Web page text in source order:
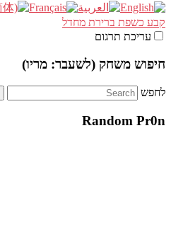
קבע כשפת ברירת מחדל
עריכת תרגום
חיפוש משחק (לשעבר: מריו)
לחפש
Random Pr0n